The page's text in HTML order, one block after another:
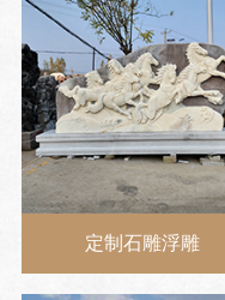
定制石雕浮雕